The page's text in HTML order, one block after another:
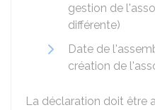
gestion de
différente)
Date de
création de
La déclaration doit être